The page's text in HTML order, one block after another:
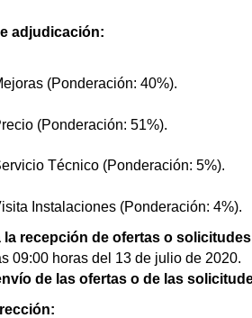
adjudicación:
(Ponderación: 40%).
(Ponderación: 51%).
Técnico (Ponderación: 5%).
Instalaciones (Ponderación: 4%).
la recepción de ofertas o
09:00 horas del 13 de julio de 2020.
de las ofertas o de las